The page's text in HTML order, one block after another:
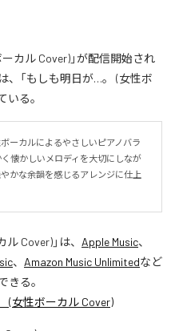
カル Cover)」が配信開始され
、「もしも明日が…。 (女性ボ
いる。
ーカルによるやさしいピアノバラ
懐かしいメロディを大切にしなが
かな余韻を感じるアレンジに仕上
ル Cover)」は、 Apple Music、
、 Amazon Music Unlimitedなど
きる。
(女性ボーカル Cover)